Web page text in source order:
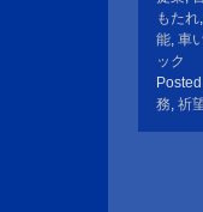
もたれ,
能, 車
ック
務, 祈